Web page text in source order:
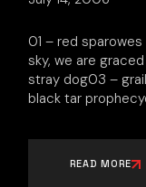
01 – red
sky, we are
stray dog03 –
black tar
READ MORE